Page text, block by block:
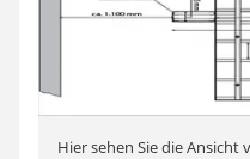
Hier sehen Sie die